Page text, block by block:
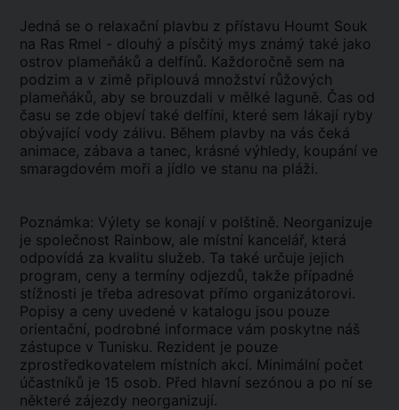
Jedná se o relaxační plavbu z přístavu Houmt Souk
na Ras Rmel - dlouhý a písčitý mys známý také jako
ostrov plameňáků a delfínů. Každoročně sem na
podzim a v zimě připlouvá množství růžových
plameňáků, aby se brouzdali v mělké laguně. Čas od
času se zde objeví také delfíni, které sem lákají ryby
obývající vody zálivu. Během plavby na vás čeká
animace, zábava a tanec, krásné výhledy, koupání ve
smaragdovém moři a jídlo ve stanu na pláži.
Poznámka: Výlety se konají v polštině. Neorganizuje
je společnost Rainbow, ale místní kancelář, která
odpovídá za kvalitu služeb. Ta také určuje jejich
program, ceny a termíny odjezdů, takže případné
stížnosti je třeba adresovat přímo organizátorovi.
Popisy a ceny uvedené v katalogu jsou pouze
orientační, podrobné informace vám poskytne náš
zástupce v Tunisku. Rezident je pouze
zprostředkovatelem místních akcí. Minimální počet
účastníků je 15 osob. Před hlavní sezónou a po ní se
některé zájezdy neorganizují.